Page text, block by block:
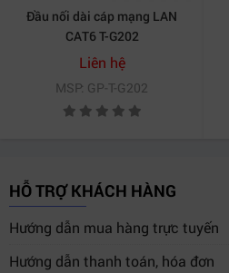
Đầu nối dài cáp mạng LAN
CAT6 T-G202
Liên hệ
MSP: GP-T-G202
HỖ TRỢ KHÁCH HÀNG
Hướng dẫn mua hàng trực tuyến
Hướng dẫn thanh toán, hóa đơn